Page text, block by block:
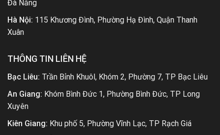
Đà Nẵng
Hà Nội: 115 Khương Đình, Phường Hạ Đình, Quận Thanh
Xuân
THÔNG TIN LIÊN HỆ
Bạc Liêu: Trần Bỉnh Khuôl, Khóm 2, Phường 7, TP Bạc Liêu
An Giang: Khóm Bình Đức 1, Phường Bình Đức, TP Long
Xuyên
Kiên Giang: Khu phố 5, Phường Vĩnh Lạc, TP Rạch Giá